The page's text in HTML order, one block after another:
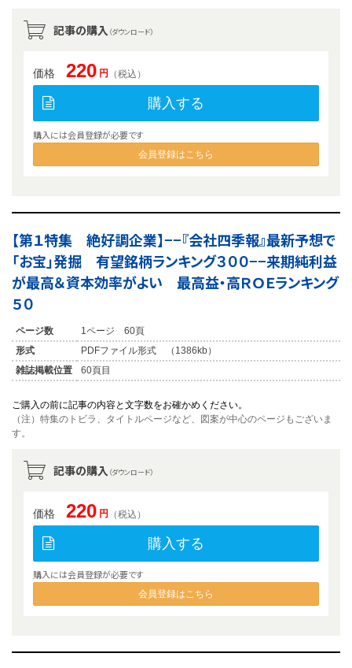
記事の購入 （ダウンロード）
価格 220 円 （税込）
購入する
購入には会員登録が必要です
会員登録はこちら
【第１特集 絶好調企業】−−『会社四季報』最新予想で
「お宝」発掘 有望銘柄ランキング３００−−来期純利益
が最高＆資本効率がよい 最高益・高ＲＯＥランキング
５０
ページ数
1ページ 60頁
形式
PDFファイル形式 （1386kb）
雑誌掲載位置
60頁目
ご購入の前に記事の内容と文字数をお確かめください。
（注）特集のトビラ、タイトルページなど、図案が中心のページもございま
す。
記事の購入 （ダウンロード）
価格 220 円 （税込）
購入する
購入には会員登録が必要です
会員登録はこちら